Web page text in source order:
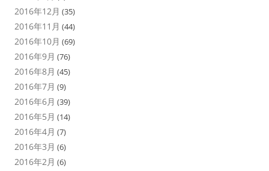
2016年12月 (35)
2016年11月 (44)
2016年10月 (69)
2016年9月 (76)
2016年8月 (45)
2016年7月 (9)
2016年6月 (39)
2016年5月 (14)
2016年4月 (7)
2016年3月 (6)
2016年2月 (6)